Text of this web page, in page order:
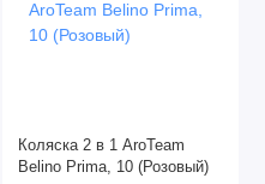
Коляска 2 в 1 AroTeam
Belino Prima, 10 (Розовый)